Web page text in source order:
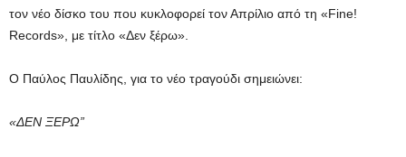
τον νέο δίσκο του που κυκλοφορεί τον Απρίλιο από τη «Fine!
Records», με τίτλο «Δεν ξέρω».
Ο Παύλος Παυλίδης, για το νέο τραγούδι σημειώνει:
«ΔΕΝ ΞΕΡΩ”